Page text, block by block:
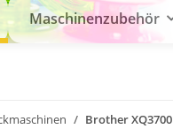
Maschinenzubehör
Brother XQ3700